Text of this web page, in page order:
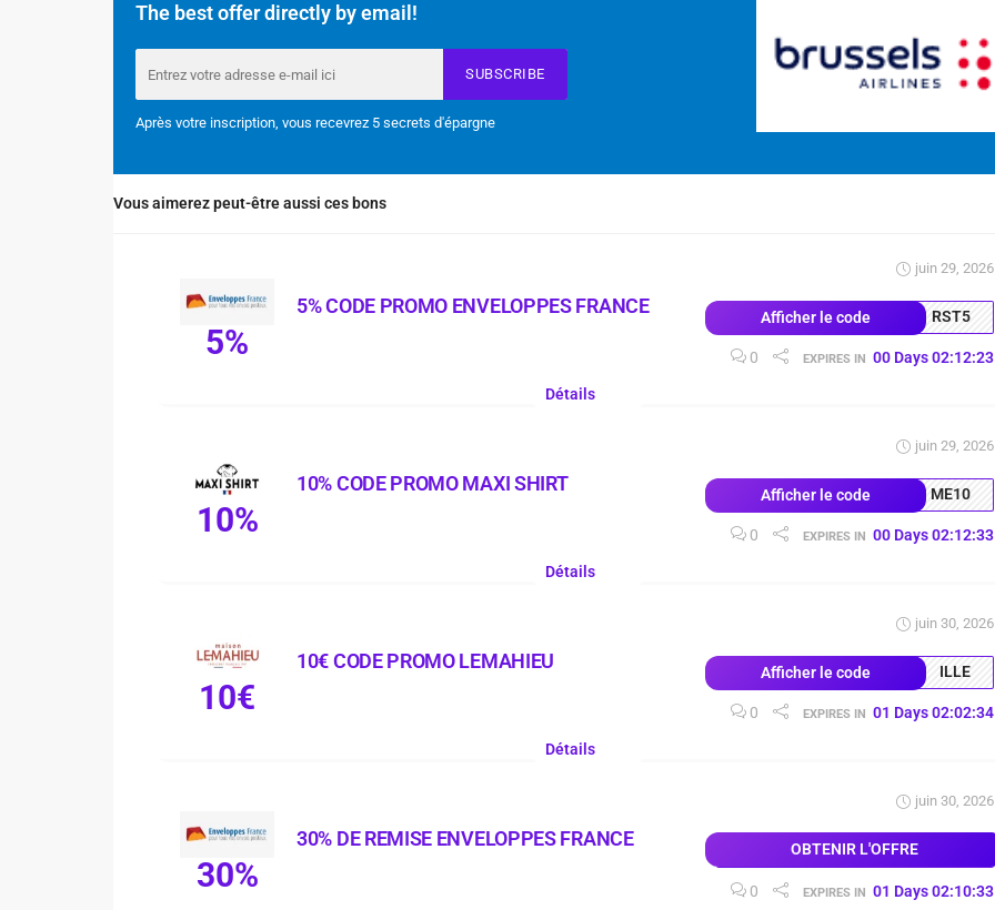
The best offer directly by email!
SUBSCRIBE
Après votre inscription, vous recevrez 5 secrets d'épargne
Vous aimerez peut-être aussi ces bons
5%
5% CODE PROMO ENVELOPPES FRANCE
juin 29, 2026
Afficher le code RST5
0 EXPIRES IN 00 Days 02:12:22
Détails
10%
10% CODE PROMO MAXI SHIRT
juin 29, 2026
Afficher le code ME10
0 EXPIRES IN 00 Days 02:12:32
Détails
10€
10€ CODE PROMO LEMAHIEU
juin 30, 2026
Afficher le code ILLE
0 EXPIRES IN 01 Days 02:02:33
Détails
30%
30% DE REMISE ENVELOPPES FRANCE
juin 30, 2026
OBTENIR L'OFFRE
0 EXPIRES IN 01 Days 02:10:32